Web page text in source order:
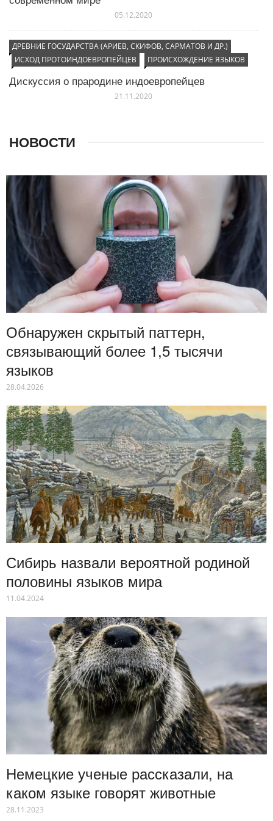
05.12.2020
ДРЕВНИЕ ГОСУДАРСТВА (АРИЕВ, СКИФОВ, САРМАТОВ И ДР.)
ИСХОД ПРОТОИНДОЕВРОПЕЙЦЕВ
ПРОИСХОЖДЕНИЕ ЯЗЫКОВ
Дискуссия о прародине индоевропейцев
21.11.2020
НОВОСТИ
Обнаружен скрытый паттерн,
связывающий более 1,5 тысячи
языков
28.04.2026
Сибирь назвали вероятной родиной
половины языков мира
11.04.2024
Немецкие ученые рассказали, на
каком языке говорят животные
28.11.2023